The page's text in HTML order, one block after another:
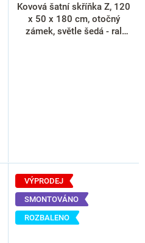
Kovová šatní skříňka Z, 120
x 50 x 180 cm, otočný
zámek, světle šedá - ral
VÝPRODEJ
ROZBALENO
SMONTOVÁNO